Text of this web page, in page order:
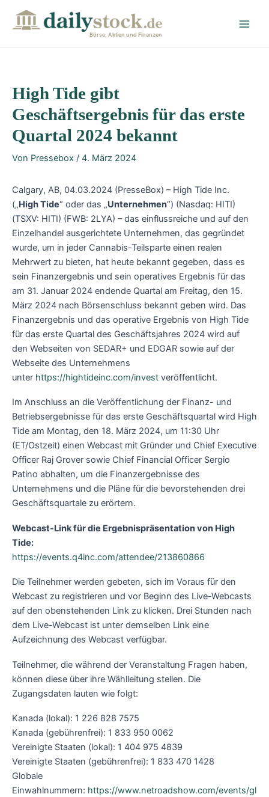
Börse, Aktien und Finanzen
High Tide gibt
Geschäftsergebnis für das erste
Quartal 2024 bekannt
Von Pressebox / 4. März 2024
Calgary, AB, 04.03.2024 (PresseBox) – High Tide Inc.
(„High Tide“ oder das „Unternehmen“) (Nasdaq: HITI)
(TSXV: HITI) (FWB: 2LYA) – das einflussreiche und auf den
Einzelhandel ausgerichtete Unternehmen, das gegründet
wurde, um in jeder Cannabis-Teilsparte einen realen
Mehrwert zu bieten, hat heute bekannt gegeben, dass es
sein Finanzergebnis und sein operatives Ergebnis für das
am 31. Januar 2024 endende Quartal am Freitag, den 15.
März 2024 nach Börsenschluss bekannt geben wird. Das
Finanzergebnis und das operative Ergebnis von High Tide
für das erste Quartal des Geschäftsjahres 2024 wird auf
den Webseiten von SEDAR+ und EDGAR sowie auf der
Webseite des Unternehmens
unter https://hightideinc.com/invest veröffentlicht.
Im Anschluss an die Veröffentlichung der Finanz- und
Betriebsergebnisse für das erste Geschäftsquartal wird High
Tide am Montag, den 18. März 2024, um 11:30 Uhr
(ET/Ostzeit) einen Webcast mit Gründer und Chief Executive
Officer Raj Grover sowie Chief Financial Officer Sergio
Patino abhalten, um die Finanzergebnisse des
Unternehmens und die Pläne für die bevorstehenden drei
Geschäftsquartale zu erörtern.
Webcast-Link für die Ergebnispräsentation von High
Tide:
https://events.q4inc.com/attendee/213860866
Die Teilnehmer werden gebeten, sich im Voraus für den
Webcast zu registrieren und vor Beginn des Live-Webcasts
auf den obenstehenden Link zu klicken. Drei Stunden nach
dem Live-Webcast ist unter demselben Link eine
Aufzeichnung des Webcast verfügbar.
Teilnehmer, die während der Veranstaltung Fragen haben,
können diese über ihre Wählleitung stellen. Die
Zugangsdaten lauten wie folgt:
Kanada (lokal): 1 226 828 7575
Kanada (gebührenfrei): 1 833 950 0062
Vereinigte Staaten (lokal): 1 404 975 4839
Vereinigte Staaten (gebührenfrei): 1 833 470 1428
Globale
Einwahlnummern: https://www.netroadshow.com/events/gl